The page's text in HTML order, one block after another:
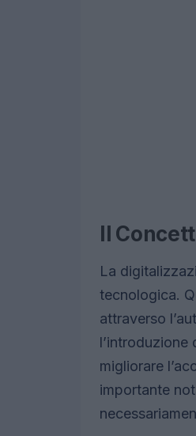
Il
La
tecnologica.
attraverso
l’introduzione
migliorare
importante